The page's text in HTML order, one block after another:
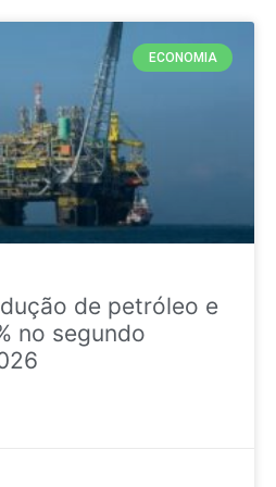
ECONOMIA
de petróleo e
no segundo